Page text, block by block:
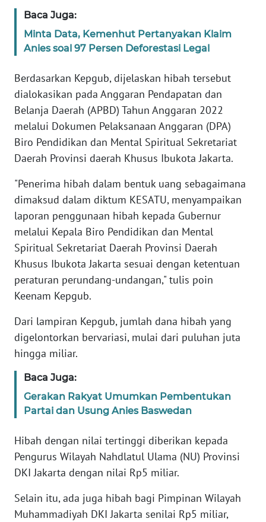
Baca Juga:
Minta Data, Kemenhut Pertanyakan Klaim
Anies soal 97 Persen Deforestasi Legal
Berdasarkan Kepgub, dijelaskan hibah tersebut
dialokasikan pada Anggaran Pendapatan dan
Belanja Daerah (APBD) Tahun Anggaran 2022
melalui Dokumen Pelaksanaan Anggaran (DPA)
Biro Pendidikan dan Mental Spiritual Sekretariat
Daerah Provinsi daerah Khusus Ibukota Jakarta.
"Penerima hibah dalam bentuk uang sebagaimana
dimaksud dalam diktum KESATU, menyampaikan
laporan penggunaan hibah kepada Gubernur
melalui Kepala Biro Pendidikan dan Mental
Spiritual Sekretariat Daerah Provinsi Daerah
Khusus Ibukota Jakarta sesuai dengan ketentuan
peraturan perundang-undangan," tulis poin
Keenam Kepgub.
Dari lampiran Kepgub, jumlah dana hibah yang
digelontorkan bervariasi, mulai dari puluhan juta
hingga miliar.
Baca Juga:
Gerakan Rakyat Umumkan Pembentukan
Partai dan Usung Anies Baswedan
Hibah dengan nilai tertinggi diberikan kepada
Pengurus Wilayah Nahdlatul Ulama (NU) Provinsi
DKI Jakarta dengan nilai Rp5 miliar.
Selain itu, ada juga hibah bagi Pimpinan Wilayah
Muhammadiyah DKI Jakarta senilai Rp5 miliar,
TENTANG
KAMI
PEDOMAN
SIBER
REDAKSI
KARIR
DISCLAIMER
Wahana
News
Regional
WN
WN
JAKARTA
JABAR
WN
WN
NTT
WN
KEPRI